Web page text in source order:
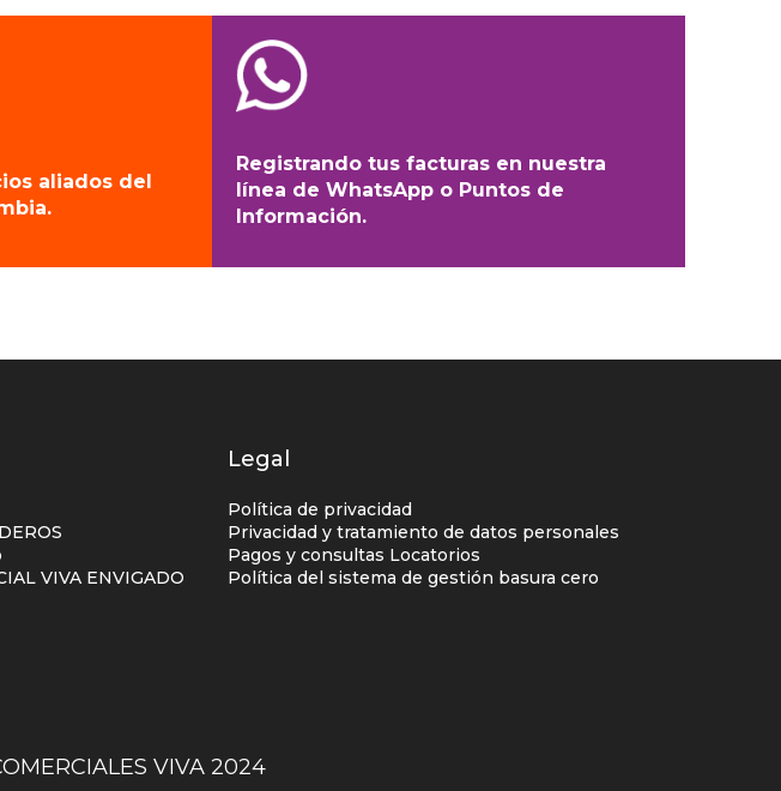
aliados del
Registrando tus facturas en nuestra
línea de WhatsApp o Puntos de
Información.
VIVA ENVIGADO
Legal
Política de privacidad
Privacidad y tratamiento de datos personales
Pagos y consultas Locatorios
Política del sistema de gestión basura cero
VIVA 2024